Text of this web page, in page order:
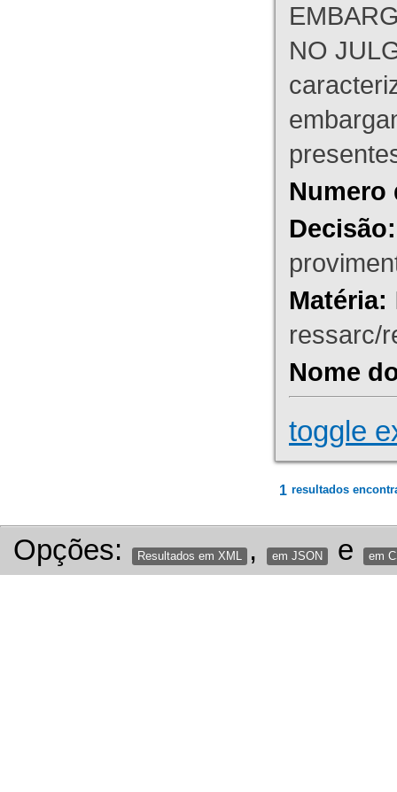
NO
Numero
Decisão:
Matéria:
ressarc/
Nome
toggle
1 resultados
Opções: Resultados em XML , em JSON e em